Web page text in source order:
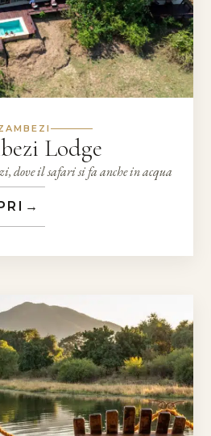
Lodge
dove il safari si fa anche in acqua
→